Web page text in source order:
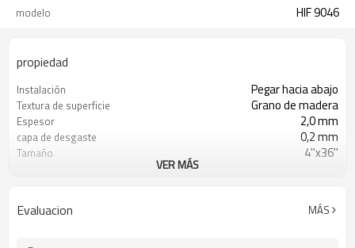
modelo HIF 9046
propiedad
Instalación Pegar hacia abajo
Textura de superficie Grano de madera
Espesor 2,0 mm
capa de desgaste 0,2 mm
Tamaño 4''x36''
Libre
VER MÁS
Evaluacion MÁS